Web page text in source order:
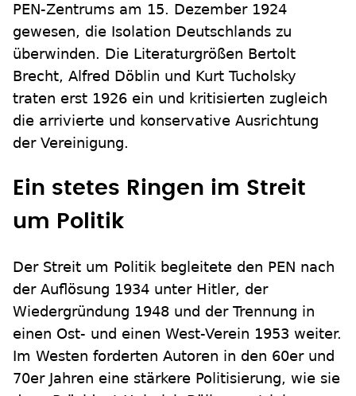
PEN-Zentrums am 15. Dezember 1924
gewesen, die Isolation Deutschlands zu
überwinden. Die Literaturgrößen Bertolt
Brecht, Alfred Döblin und Kurt Tucholsky
traten erst 1926 ein und kritisierten zugleich
die arrivierte und konservative Ausrichtung
der Vereinigung.
Ein stetes Ringen im Streit
um Politik
Der Streit um Politik begleitete den PEN nach
der Auflösung 1934 unter Hitler, der
Wiedergründung 1948 und der Trennung in
einen Ost- und einen West-Verein 1953 weiter.
Im Westen forderten Autoren in den 60er und
70er Jahren eine stärkere Politisierung, wie sie